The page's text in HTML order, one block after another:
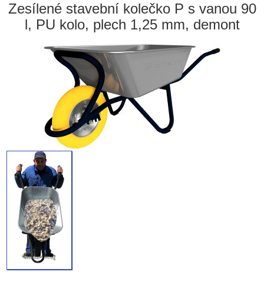
Zesílené stavební kolečko P s vanou 90
l, PU kolo, plech 1,25 mm, demont